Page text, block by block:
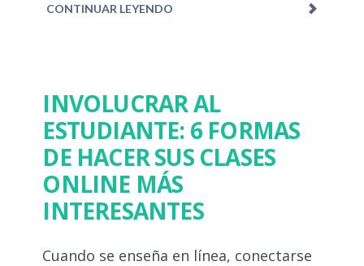
CONTINUAR LEYENDO
INVOLUCRAR AL
ESTUDIANTE: 6 FORMAS
DE HACER SUS CLASES
ONLINE MÁS
INTERESANTES
Cuando se enseña en línea, conectarse